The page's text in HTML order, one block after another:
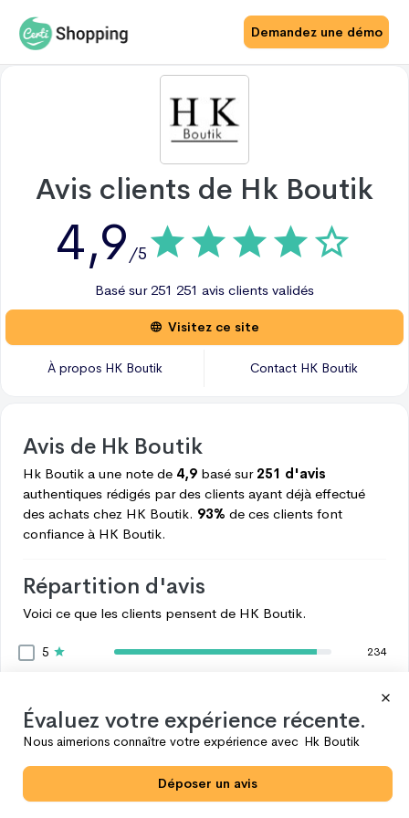
Demandez une démo
Avis clients de Hk Boutik
4,9 /5
Basé sur 251 251 avis clients validés
Visitez ce site
À propos HK Boutik Contact HK Boutik
Avis de Hk Boutik
Hk Boutik a une note de 4,9 basé sur 251 d'avis
authentiques rédigés par des clients ayant déjà effectué
des achats chez HK Boutik. 93% de ces clients font
confiance à HK Boutik.
Répartition d'avis
Voici ce que les clients pensent de HK Boutik.
5 234
3
Voir plus
Évaluez votre expérience récente.
Nous aimerions connaître votre expérience avec Hk Boutik
Déposer un avis